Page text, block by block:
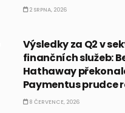
2 SRPNA, 2026
Výsledky za Q2 v
finančních služeb:
Hathaway
Paymentus prudce
8 ČERVENCE, 2026